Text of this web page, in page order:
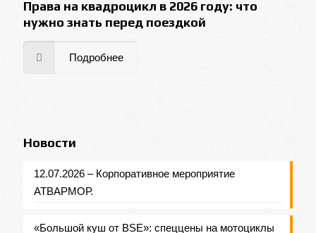
Права на квадроцикл в 2026 году: что
нужно знать перед поездкой
Подробнее
Новости
12.07.2026 – Корпоративное мероприятие
АТВАРМОР.
«Большой куш от BSE»: спеццены на мотоциклы